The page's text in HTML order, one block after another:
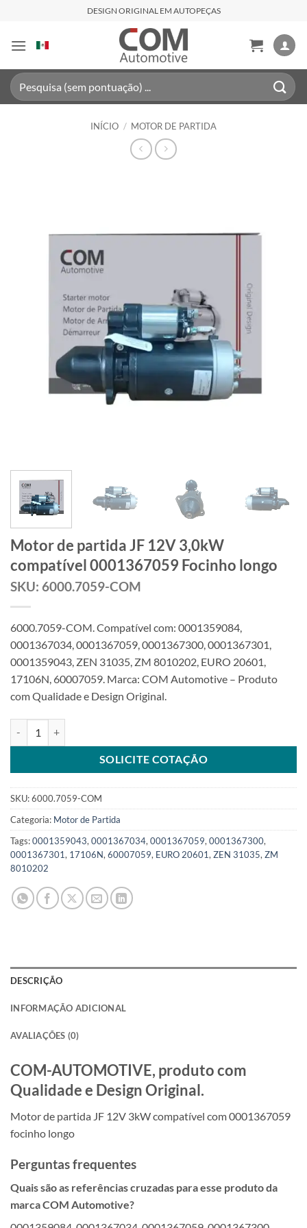
content
DESIGN ORIGINAL EM AUTOPEÇAS
Pesquisar
por:
INÍCIO / MOTOR DE PARTIDA
Motor de partida JF 12V 3,0kW
compatível 0001367059 Focinho longo
SKU: 6000.7059-COM
6000.7059-COM. Compatível com: 0001359084,
0001367034, 0001367059, 0001367300, 0001367301,
0001359043, ZEN 31035, ZM 8010202, EURO 20601,
17106N, 60007059. Marca: COM Automotive – Produto
com Qualidade e Design Original.
SOLICITE COTAÇÃO
SKU:6000.7059-COM
Categoria: Motor de Partida
Tags:0001359043, 0001367034, 0001367059, 0001367300,
0001367301, 17106N, 60007059, EURO 20601, ZEN 31035, ZM
8010202
DESCRIÇÃO
INFORMAÇÃO ADICIONAL
AVALIAÇÕES (0)
COM-AUTOMOTIVE, produto com
Qualidade e Design Original.
Motor de partida JF 12V 3kW compatível com 0001367059
focinho longo
Perguntas frequentes
Quais são as referências cruzadas para esse produto da
marca COM Automotive?